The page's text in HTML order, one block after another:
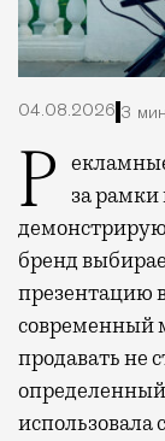
04.08.2026 3
Рекламные кампании техники редко выходят
за
бренд
презентацию
современный
продавать не
использовала